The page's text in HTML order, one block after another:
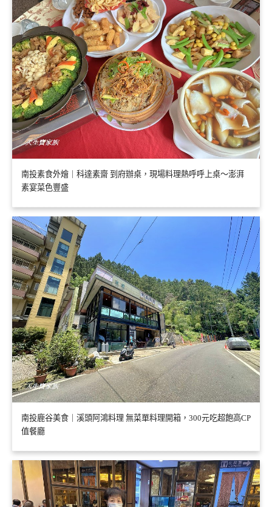
南投素食外燴｜科達素齋 到府辦桌，現場料理熱呼呼上桌～澎湃
素宴菜色豐盛
南投鹿谷美食｜溪頭阿鴻料理 無菜單料理開箱，300元吃超飽高CP
值餐廳